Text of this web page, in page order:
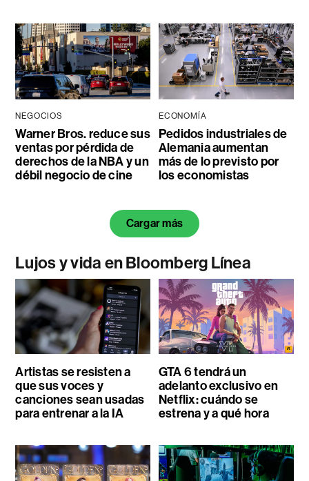
NEGOCIOS
Warner Bros. reduce sus
ventas por pérdida de
derechos de la NBA y un
débil negocio de cine
ECONOMÍA
Pedidos industriales de
Alemania aumentan
más de lo previsto por
los economistas
Cargar más
Lujos y vida en Bloomberg Línea
Artistas se resisten a
que sus voces y
canciones sean usadas
para entrenar a la IA
GTA 6 tendrá un
adelanto exclusivo en
Netflix: cuándo se
estrena y a qué hora